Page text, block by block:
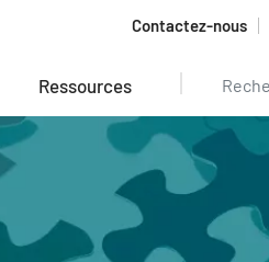
Contactez-nous
Ressources